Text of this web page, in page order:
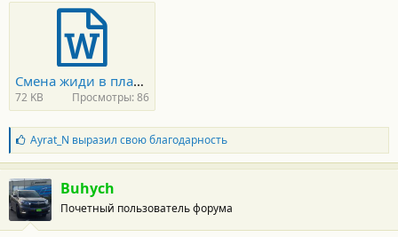
Смена жиди в планетарке.doc
72 KB Просмотры: 86
Б
л
а
г
о
д
а
Ayrat_N выразил свою благодарность
Buhych
Почетный пользователь форума